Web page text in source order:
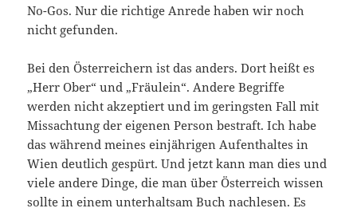
No-Gos. Nur die richtige Anrede haben wir noch
nicht gefunden.
Bei den Österreichern ist das anders. Dort heißt es
„Herr Ober“ und „Fräulein“. Andere Begriffe
werden nicht akzeptiert und im geringsten Fall mit
Missachtung der eigenen Person bestraft. Ich habe
das während meines einjährigen Aufenthaltes in
Wien deutlich gespürt. Und jetzt kann man dies und
viele andere Dinge, die man über Österreich wissen
sollte in einem unterhaltsam Buch nachlesen. Es